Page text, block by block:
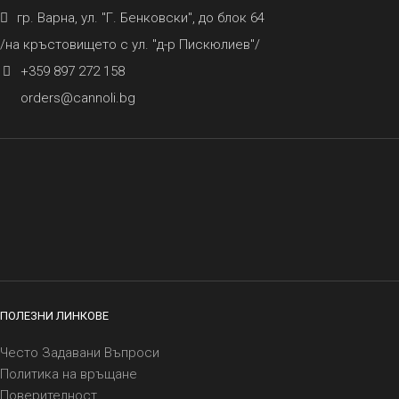
гр. Варна, ул. "Г. Бенковски", до блок 64
/на кръстовището с ул. "д-р Пискюлиев"/
+359 897 272 158
orders@cannoli.bg
ПОЛЕЗНИ ЛИНКОВЕ
Често Задавани Въпроси
Политика на връщане
Поверителност